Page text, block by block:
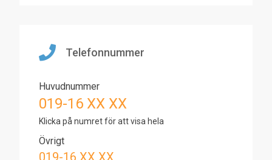
Telefonnummer
Huvudnummer
019-16 XX XX
Klicka på numret för att visa hela
Övrigt
019-16 XX XX